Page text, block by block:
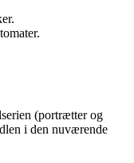
(portrætter og
i den nuværende